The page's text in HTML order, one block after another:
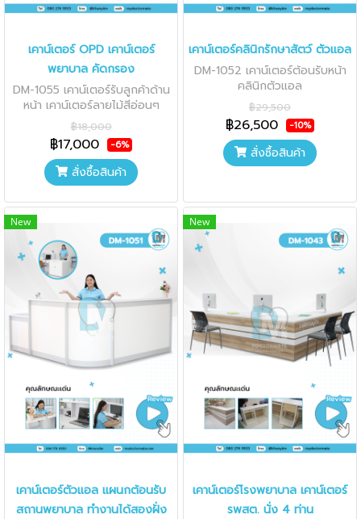
เคาน์เตอร์ OPD เคาน์เตอร์
พยาบาล คัดกรอง
DM-1055 เคาน์เตอร์รับลูกค้าด้าน
หน้า เคาน์เตอร์ลายไม้สีอ่อนๆ
฿18,000
฿17,000 -6%
สั่งซื้อสินค้า
เคาน์เตอร์คลินิกรักษาสัตว์ ตัวแอล
DM-1052 เคาน์เตอร์ต้อนรับหน้า
คลินิกตัวแอล
฿29,500
฿26,500 -10%
สั่งซื้อสินค้า
New
เคาน์เตอร์ตัวแอล แผนกต้อนรับ
สถานพยาบาล ทำงานได้สองฝั่ง
New
เคาน์เตอร์โรงพยาบาล เคาน์เตอร์
รพสต. นั่ง 4 ท่าน